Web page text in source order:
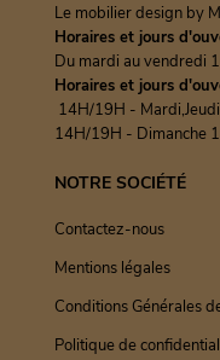
Le mobilier design by
Horaires et jours
Du mardi au vendredi
Horaires et jours
14H/19H -
14H/19H - Dimanche
NOTRE SOCIÉTÉ
Contactez-nous
Mentions légales
Conditions Générales
Politique de